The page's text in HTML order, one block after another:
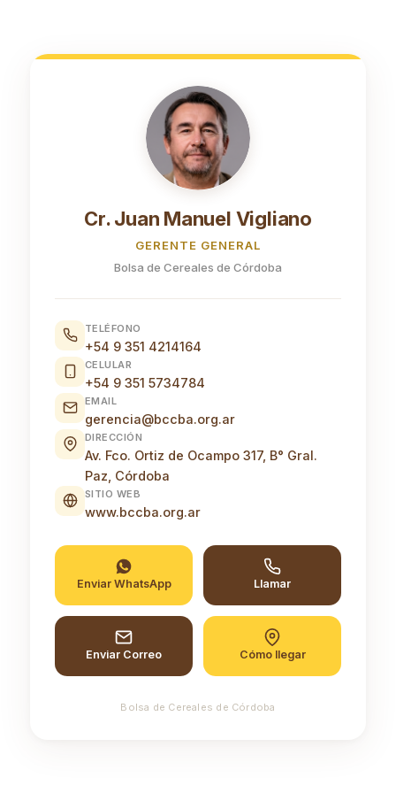
Cr. Juan Manuel Vigliano
GERENTE GENERAL
Bolsa de Cereales de Córdoba
TELÉFONO
+54 9 351 4214164
CELULAR
+54 9 351 5734784
EMAIL
gerencia@bccba.org.ar
DIRECCIÓN
Av. Fco. Ortiz de Ocampo 317, B° Gral.
Paz, Córdoba
SITIO WEB
www.bccba.org.ar
Enviar WhatsApp Llamar
Enviar Correo Cómo llegar
Bolsa de Cereales de Córdoba